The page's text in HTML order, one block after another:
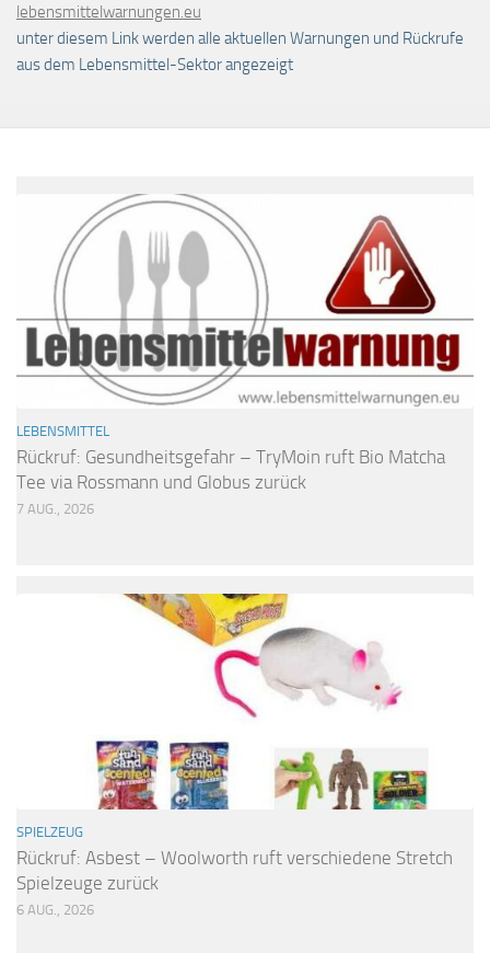
lebensmittelwarnungen.eu
unter diesem Link werden alle aktuellen Warnungen und Rückrufe
aus dem Lebensmittel-Sektor angezeigt
LEBENSMITTEL
Rückruf: Gesundheitsgefahr – TryMoin ruft Bio Matcha
Tee via Rossmann und Globus zurück
7 AUG., 2026
SPIELZEUG
Rückruf: Asbest – Woolworth ruft verschiedene Stretch
Spielzeuge zurück
6 AUG., 2026